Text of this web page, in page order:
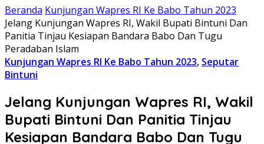
Beranda Kunjungan Wapres RI Ke Babo Tahun 2023
Jelang Kunjungan Wapres RI, Wakil Bupati Bintuni Dan
Panitia Tinjau Kesiapan Bandara Babo Dan Tugu
Peradaban Islam
Kunjungan Wapres RI Ke Babo Tahun 2023, Seputar
Bintuni
Jelang Kunjungan Wapres RI, Wakil
Bupati Bintuni Dan Panitia Tinjau
Kesiapan Bandara Babo Dan Tugu